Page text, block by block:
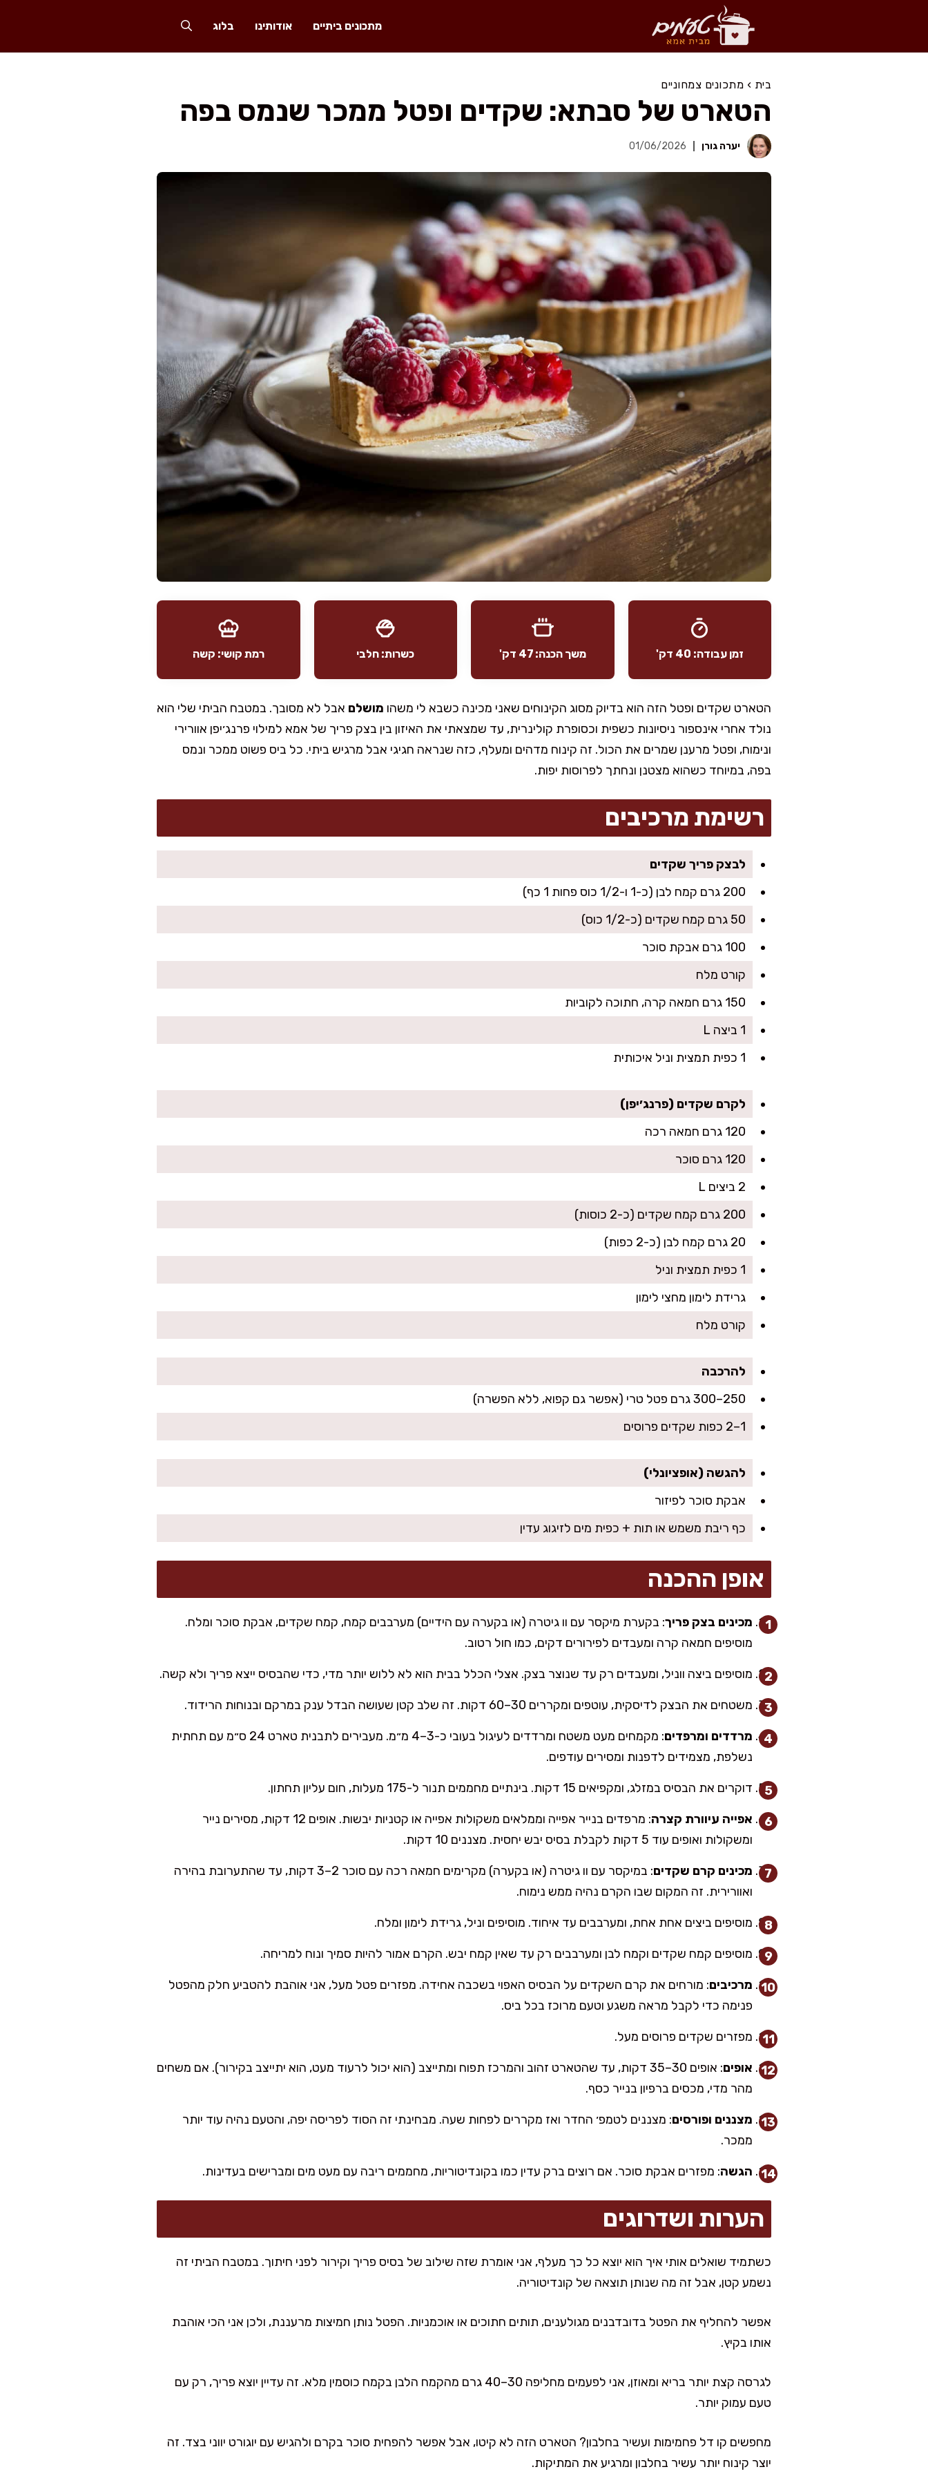
מתכונים ביתיים אודותינו בלוג
בית › מתכונים צמחוניים
הטארט של סבתא: שקדים ופטל ממכר שנמס בפה
יערה גורן 01/06/2026
זמן עבודה: 40 דק' משך הכנה: 47 דק' כשרות: חלבי רמת קושי: קשה
הטארט שקדים ופטל הזה הוא בדיוק מסוג הקינוחים שאני מכינה כשבא לי משהו מושלם אבל לא מסובך. במטבח הביתי שלי הוא
נולד אחרי אינספור ניסיונות כשפית וכסופרת קולינרית, עד שמצאתי את האיזון בין בצק פריך של אמא למילוי פרנג׳יפן אוורירי
ונימוח, ופטל מרענן שמרים את הכול. זה קינוח מדהים ומעלף, כזה שנראה חגיגי אבל מרגיש ביתי. כל ביס פשוט ממכר ונמס
בפה, במיוחד כשהוא מצטנן ונחתך לפרוסות יפות.
רשימת מרכיבים
לבצק פריך שקדים
200 גרם קמח לבן (כ-1 ו-1/2 כוס פחות 1 כף)
50 גרם קמח שקדים (כ-1/2 כוס)
100 גרם אבקת סוכר
קורט מלח
150 גרם חמאה קרה, חתוכה לקוביות
1 ביצה L
1 כפית תמצית וניל איכותית
לקרם שקדים (פרנג׳יפן)
120 גרם חמאה רכה
120 גרם סוכר
2 ביצים L
200 גרם קמח שקדים (כ-2 כוסות)
20 גרם קמח לבן (כ-2 כפות)
1 כפית תמצית וניל
גרידת לימון מחצי לימון
קורט מלח
להרכבה
250–300 גרם פטל טרי (אפשר גם קפוא, ללא הפשרה)
1–2 כפות שקדים פרוסים
להגשה (אופציונלי)
אבקת סוכר לפיזור
כף ריבת משמש או תות + כפית מים לזיגוג עדין
אופן ההכנה
מכינים בצק פריך: בקערת מיקסר עם וו גיטרה (או בקערה עם הידיים) מערבבים קמח, קמח שקדים, אבקת סוכר ומלח.
מוסיפים חמאה קרה ומעבדים לפירורים דקים, כמו חול רטוב.
מוסיפים ביצה ווניל, ומעבדים רק עד שנוצר בצק. אצלי הכלל בבית הוא לא ללוש יותר מדי, כדי שהבסיס ייצא פריך ולא קשה.
משטחים את הבצק לדיסקית, עוטפים ומקררים 30–60 דקות. זה שלב קטן שעושה הבדל ענק במרקם ובנוחות הרידוד.
מרדדים ומרפדים
: מקמחים מעט משטח ומרדדים לעיגול בעובי כ-3–4 מ״מ. מעבירים לתבנית טארט 24 ס״מ עם תחתית
נשלפת, מצמידים לדפנות ומסירים עודפים.
דוקרים את הבסיס במזלג, ומקפיאים 15 דקות. בינתיים מחממים תנור ל-175 מעלות, חום עליון תחתון.
אפייה עיוורת קצרה
: מרפדים בנייר אפייה וממלאים משקולות אפייה או קטניות יבשות. אופים 12 דקות, מסירים נייר
ומשקולות ואופים עוד 5 דקות לקבלת בסיס יבש יחסית. מצננים 10 דקות.
מכינים קרם שקדים
: במיקסר עם וו גיטרה (או בקערה) מקרימים חמאה רכה עם סוכר 2–3 דקות, עד שהתערובת בהירה
ואוורירית. זה המקום שבו הקרם נהיה ממש נימוח.
מוסיפים ביצים אחת אחת, ומערבבים עד איחוד. מוסיפים וניל, גרידת לימון ומלח.
מוסיפים קמח שקדים וקמח לבן ומערבבים רק עד שאין קמח יבש. הקרם אמור להיות סמיך ונוח למריחה.
מרכיבים: מורחים את קרם השקדים על הבסיס האפוי בשכבה אחידה. מפזרים פטל מעל, אני אוהבת להטביע חלק מהפטל
פנימה כדי לקבל מראה משגע וטעם מרוכז בכל ביס.
מפזרים שקדים פרוסים מעל.
אופים
: אופים 30–35 דקות, עד שהטארט זהוב והמרכז תפוח ומתייצב (הוא יכול לרעוד מעט, הוא יתייצב בקירור). אם משחים
מהר מדי, מכסים ברפיון בנייר כסף.
מצננים ופורסים: מצננים לטמפ׳ החדר ואז מקררים לפחות שעה. מבחינתי זה הסוד לפריסה יפה, והטעם נהיה עוד יותר
ממכר.
הגשה: מפזרים אבקת סוכר. אם רוצים ברק עדין כמו בקונדיטוריות, מחממים ריבה עם מעט מים ומברישים בעדינות.
הערות ושדרוגים
כשתמיד שואלים אותי איך הוא יוצא כל כך מעלף, אני אומרת שזה שילוב של בסיס פריך וקירור לפני חיתוך. במטבח הביתי זה
נשמע קטן, אבל זה מה שנותן תוצאה של קונדיטוריה.
אפשר להחליף את הפטל בדובדבנים מגולענים, תותים חתוכים או אוכמניות. הפטל נותן חמיצות מרעננת, ולכן אני הכי אוהבת
אותו בקיץ.
לגרסה קצת יותר בריא ומאוזן, אני לפעמים מחליפה 30–40 גרם מהקמח הלבן בקמח כוסמין מלא. זה עדיין יוצא פריך, רק עם
טעם עמוק יותר.
מחפשים קו דל פחמימות ועשיר בחלבון? הטארט הזה לא קיטו, אבל אפשר להפחית סוכר בקרם ולהגיש עם יוגורט יווני בצד. זה
יוצר קינוח יותר עשיר בחלבון ומרגיע את המתיקות.